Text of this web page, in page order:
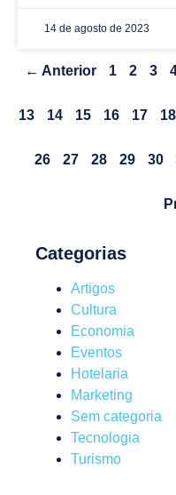
14 de agosto de 2023
← Anterior 1 2 3
13 14 15 16 17 18
26 27 28 29 30
Categorias
Artigos
Cultura
Economia
Eventos
Hotelaria
Marketing
Sem categoria
Tecnologia
Turismo